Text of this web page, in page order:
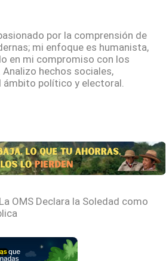
por la comprensión de
mi enfoque es humanista,
en mi compromiso con los
hechos sociales,
ámbito político y electoral.
La OMS Declara la Soledad como